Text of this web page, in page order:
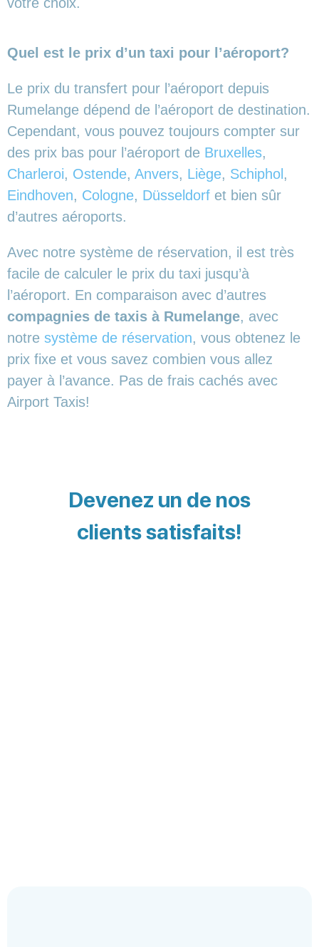
Quel est le prix d’un taxi pour l’aéroport?
Le prix du transfert pour l’aéroport depuis
Rumelange dépend de l’aéroport de destination.
Cependant, vous pouvez toujours compter sur
des prix bas pour l’aéroport de Bruxelles,
Charleroi, Ostende, Anvers, Liège, Schiphol ,
Eindhoven, Cologne, Düsseldorf et bien sûr
d’autres aéroports.
Avec notre système de réservation, il est très
facile de calculer le prix du taxi jusqu’à
l’aéroport. En comparaison avec d’autres
compagnies de taxis à Rumelange, avec
notre système de réservation, vous obtenez le
prix fixe et vous savez combien vous allez
payer à l’avance. Pas de frais cachés avec
Airport Taxis!
Devenez un de nos
clients satisfaits!